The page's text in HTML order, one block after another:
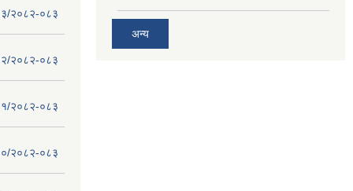
१३/२०८२-०८३
१२/२०८२-०८३
११/२०८२-०८३
१०/२०८२-०८३
अन्य